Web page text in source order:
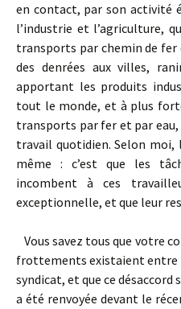
en contact, par son activité
l’industrie et l’agriculture,
transports par chemin de fer
des denrées aux villes,
apportant les produits
tout le monde, et à plus
transports par fer et par eau,
travail quotidien. Selon moi,
même : c’est que les
incombent à ces
exceptionnelle, et que leur
Vous savez tous que votre
frottements existaient entre
syndicat, et que ce désaccord
a été renvoyée devant le